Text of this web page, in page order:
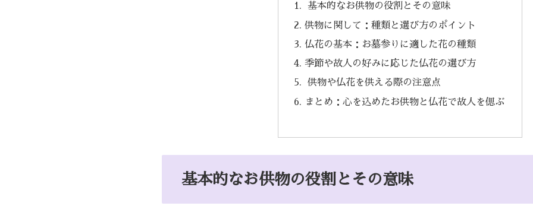
基本的なお供物の役割とその意味
供物に関して：種類と選び方のポイント
仏花の基本：お墓参りに適した花の種類
季節や故人の好みに応じた仏花の選び方
供物や仏花を供える際の注意点
まとめ：心を込めたお供物と仏花で故人を偲ぶ
基本的なお供物の役割とその意味